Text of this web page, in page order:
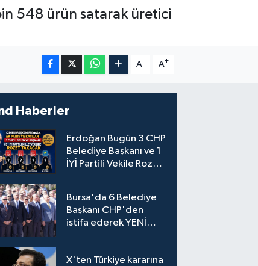
548 ürün satarak üretici
A- A+
Haberler
Erdoğan Bugün 3 CHP
Belediye Başkanı ve 1
İYİ Partili Vekile Rozet
Bursa'da 6 Belediye
Başkanı CHP'den
istifa ederek YENİ
X'ten Türkiye kararına